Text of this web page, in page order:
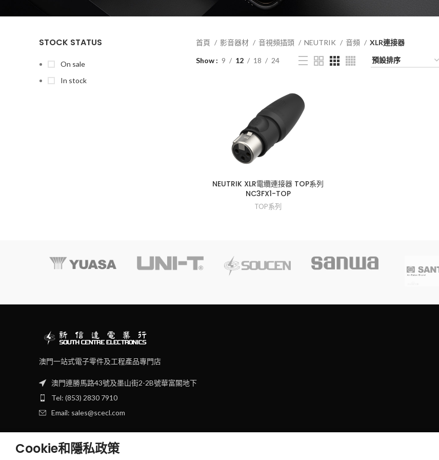
STOCK STATUS
On sale
In stock
首頁 影音器材 音視頻插頭 NEUTRIK 音頻 XLR連接器
Show 9 12 18 24
NEUTRIK XLR電纜連接器 TOP系列
NC3FX1-TOP
TOP系列
澳門一站式電子零件及工程產品專門店
澳門連勝馬路43號及墨山街2-2B號華富閣地下
Tel: (853) 2830 7910
Email: sales@scecl.com
Cookie和隱私政策